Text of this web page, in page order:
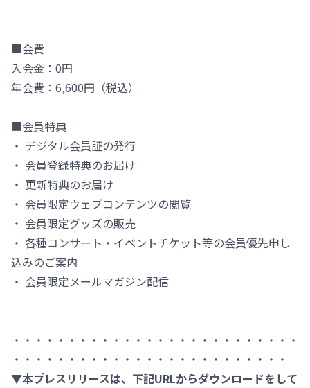
■会費
入会金：0円
年会費：6,600円（税込）
■会員特典
・ デジタル会員証の発行
・ 会員登録特典のお届け
・ 更新特典のお届け
・ 会員限定ウェブコンテンツの閲覧
・ 会員限定グッズの販売
・ 各種コンサート・イベントチケット等の会員優先申し
込みのご案内
・ 会員限定メールマガジン配信
・・・・・・・・・・・・・・・・・・・・・・・・・・
・・・・・・・・・・・・・・・・・・・・・・・・・
▼本プレスリリースは、下記URLからダウンロードをして